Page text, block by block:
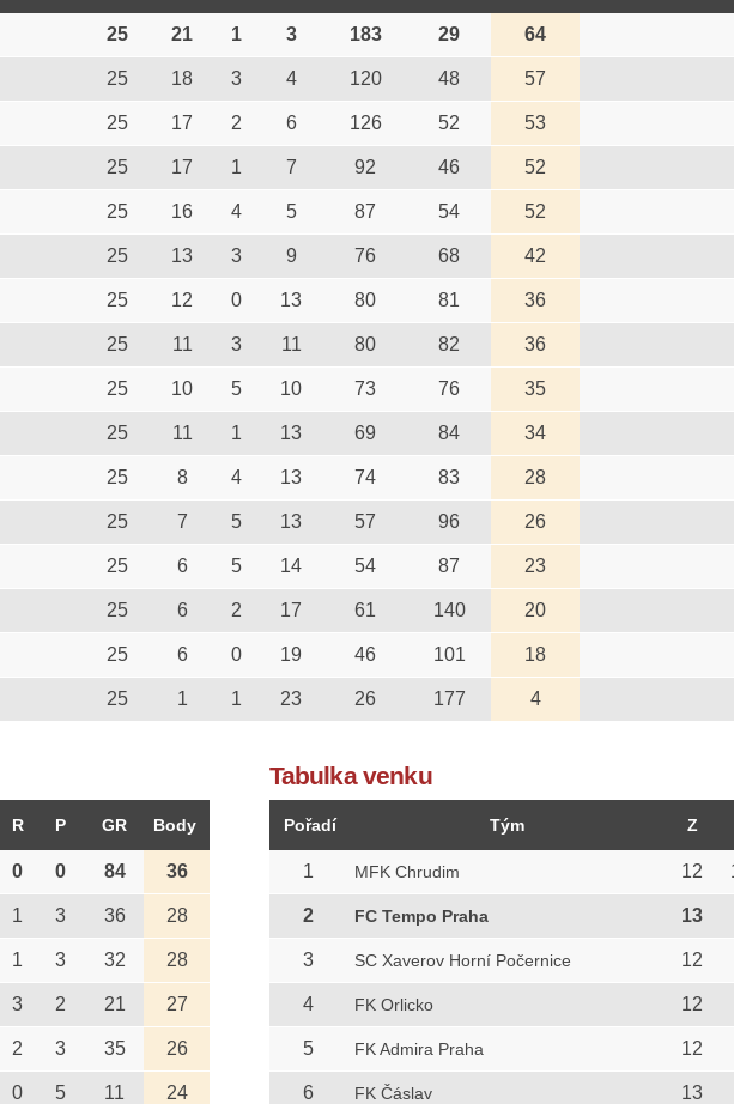
25 21 1 3 183 29 64
25 18 3 4 120 48 57
25 17 2 6 126 52 53
25 17 1 7 92 46 52
25 16 4 5 87 54 52
25 13 3 9 76 68 42
25 12 0 13 80 81 36
25 11 3 11 80 82 36
25 10 5 10 73 76 35
25 11 1 13 69 84 34
25 8 4 13 74 83 28
25 7 5 13 57 96 26
25 6 5 14 54 87 23
25 6 2 17 61 140 20
25 6 0 19 46 101 18
25 1 1 23 26 177 4
R P GR Body
0 0 84 36
1 3 36 28
1 3 32 28
3 2 21 27
2 3 35 26
0 5 11 24
Tabulka venku
Pořadí Tým Z
1 MFK Chrudim 12
2 FC Tempo Praha 13
3 SC Xaverov Horní Počernice 12
4 FK Orlicko 12
5 FK Admira Praha 12
6 FK Čáslav 13